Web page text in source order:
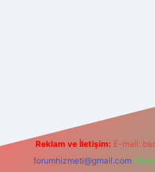
Reklam ve İletişim: E-mail:
forumhizmeti@gmail.com